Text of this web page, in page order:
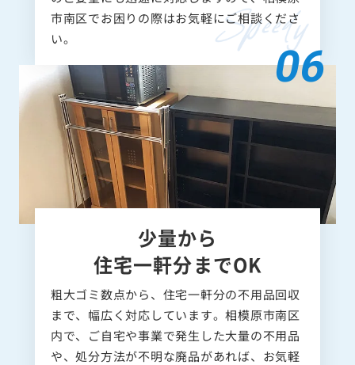
市南区でお困りの際はお気軽にご相談くださ
い。
少量から
住宅一軒分までOK
粗大ゴミ数点から、住宅一軒分の不用品回収
まで、幅広く対応しています。相模原市南区
内で、ご自宅や事業で発生した大量の不用品
や、処分方法が不明な廃品があれば、お気軽